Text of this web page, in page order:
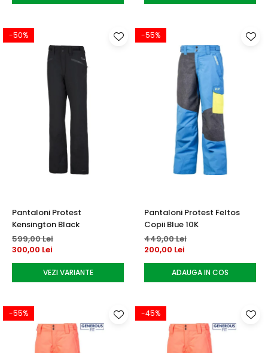
-50%
Pantaloni Protest
Kensington Black
599,00 Lei
300,00 Lei
VEZI VARIANTE
-55%
Pantaloni Protest Feltos
Copii Blue 10K
449,00 Lei
200,00 Lei
ADAUGA IN COS
-55% -45%